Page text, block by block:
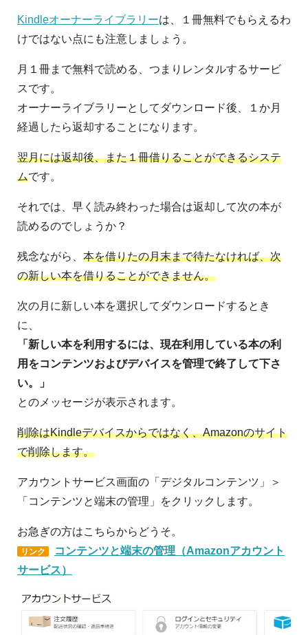
Kindleオーナーライブラリーは、１冊無料でもらえるわ
けではない点にも注意しましょう。
月１冊まで無料で読める、つまりレンタルするサービ
スです。
オーナーライブラリーとしてダウンロード後、１か月
経過したら返却することになります。
翌月には返却後、また１冊借りることができるシステ
ムです。
それでは、早く読み終わった場合は返却して次の本が
読めるのでしょうか？
残念ながら、 本を借りたの月末まで待たなければ、次
の新しい本を借りることができません。
次の月に新しい本を選択してダウンロードするとき
に、
「新しい本を利用するには、現在利用している本の利
用をコンテンツおよびデバイスを管理で終了して下さ
い。」
とのメッセージが表示されます。
削除はKindleデバイスからではなく、Amazonのサイト
で削除します。
アカウントサービス画面の「デジタルコンテンツ」＞
「コンテンツと端末の管理」をクリックします。
お急ぎの方はこちらからどうそ。
リンク
コンテンツと端末の管理（Amazonアカウント
サービス）